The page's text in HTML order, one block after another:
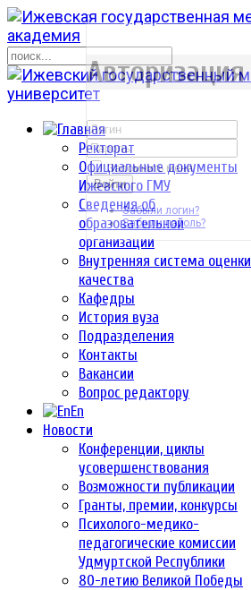
Ректорат
Официальные документы
Ижевского ГМУ
Сведения об
образовательной
организации
Внутренняя система оценки
качества
Кафедры
История вуза
Подразделения
Контакты
Вакансии
Вопрос редактору
En
Новости
Конференции, циклы
усовершенствования
Возможности публикации
Гранты, премии, конкурсы
Психолого-медико-
педагогические комиссии
Удмуртской Республики
80-летию Великой Победы
р
Авторизация
Запомнить меня
Войти
Забыли логин?
Забыли пароль?